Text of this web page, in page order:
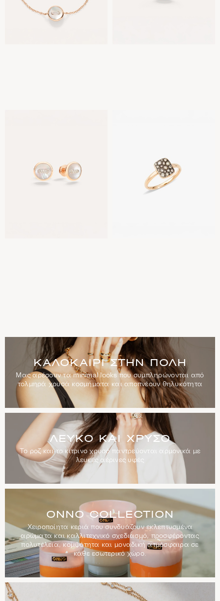
Καλοκαίρι
ΚΑΛΟΚΑΊΡΙ ΣΤΗΝ ΠΌΛΗ
Μας αρέσουν τα minimal looks που συμπληρώνονται από
τολμηρά χρυσά κοσμήματα και αποπνέουν θηλυκότητα
Χρυσό
ΛΕΥΚΌ ΚΑΙ ΧΡΥΣΌ
Το ροζ και το κίτρινο χρυσό παντρεύονται αρμονικά με
λευκές αέρινες υφές
ONNO COLLECTION
Χειροποίητα κεριά που συνδυάζουν εκλεπτυσμένα
αρώματα και καλλιτεχνικό σχεδιασμό, προσφέροντας
πολυτέλεια, κομψότητα και μοναδική ατμόσφαιρα σε
κάθε εσωτερικό χώρο.
Συλλογή
Σταυρών